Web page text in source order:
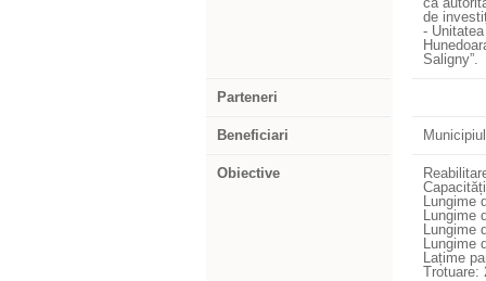
de
-
Saligny”.
Parteneri
Beneficiari
Obiective
Lungime
Lungime
Lungime
Lungime
Lațime
Trotuare: